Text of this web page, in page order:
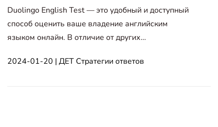
Duolingo English Test — это удобный и доступный
способ оценить ваше владение английским
языком онлайн. В отличие от других
Test имеет уникальный формат, который
2024-01-20 | ДЕТ Стратегии ответов